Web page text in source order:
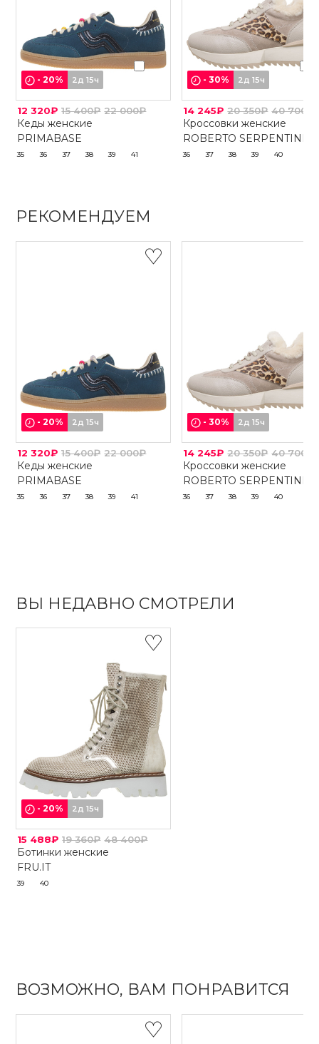
-20% 2д 15ч
12 320₽ 15 400₽ 22 000₽
Кеды женские
PRIMABASE
35 36 37 38 39 41
-30% 2д 15ч
14 245₽ 20 350₽ 40 700₽
Кроссовки женские
ROBERTO SERPENTINI
36 37 38 39 40
РЕКОМЕНДУЕМ
-20% 2д 15ч
12 320₽ 15 400₽ 22 000₽
Кеды женские
PRIMABASE
35 36 37 38 39 41
-30% 2д 15ч
14 245₽ 20 350₽ 40 700₽
Кроссовки женские
ROBERTO SERPENTINI
36 37 38 39 40
ВЫ НЕДАВНО СМОТРЕЛИ
-20% 2д 15ч
15 488₽ 19 360₽ 48 400₽
Ботинки женские
FRU.IT
39 40
ВОЗМОЖНО, ВАМ ПОНРАВИТСЯ